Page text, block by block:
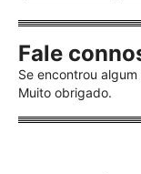
Fale
Se encontrou
Muito obrigado.